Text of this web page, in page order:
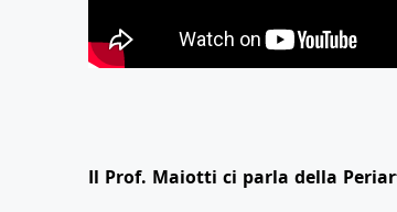
Il Prof. Maiotti ci parla della